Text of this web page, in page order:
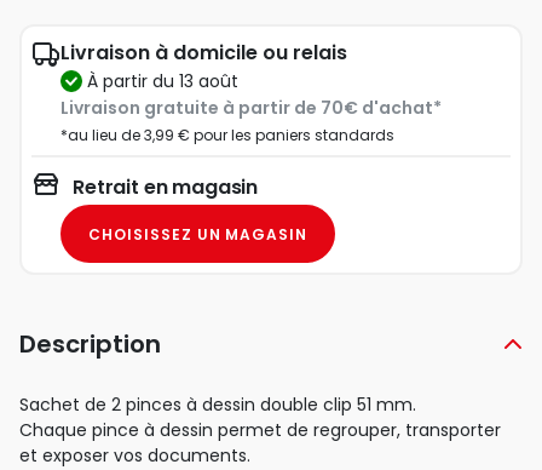
Livraison à domicile ou relais
à partir du 13 août
Livraison gratuite à partir de 70€ d'achat*
*au lieu de 3,99 € pour les paniers standards
Retrait en magasin
CHOISISSEZ UN MAGASIN
Description
Sachet de 2 pinces à dessin double clip 51 mm.
Chaque pince à dessin permet de regrouper, transporter
et exposer vos documents.